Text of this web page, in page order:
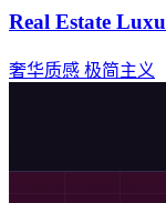
Real Estate
奢华质感 极简主义